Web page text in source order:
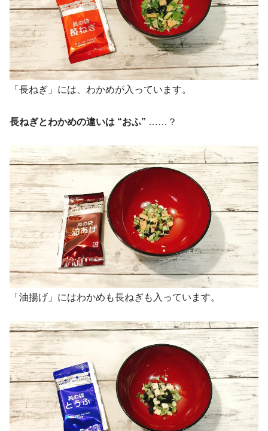
「長ねぎ」には、わかめが入っています。
長ねぎとわかめの違いは “おふ” ……？
「油揚げ」にはわかめも長ねぎも入っています。